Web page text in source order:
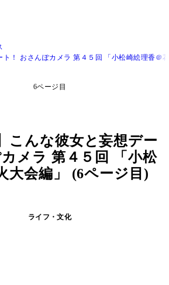
ト！ おさんぽカメラ 第４５回 「小松崎絵理香＠
6ページ目
こんな彼女と妄想デー
メラ 第４５回 「小松
大会編」 (6ページ目)
ライフ・文化